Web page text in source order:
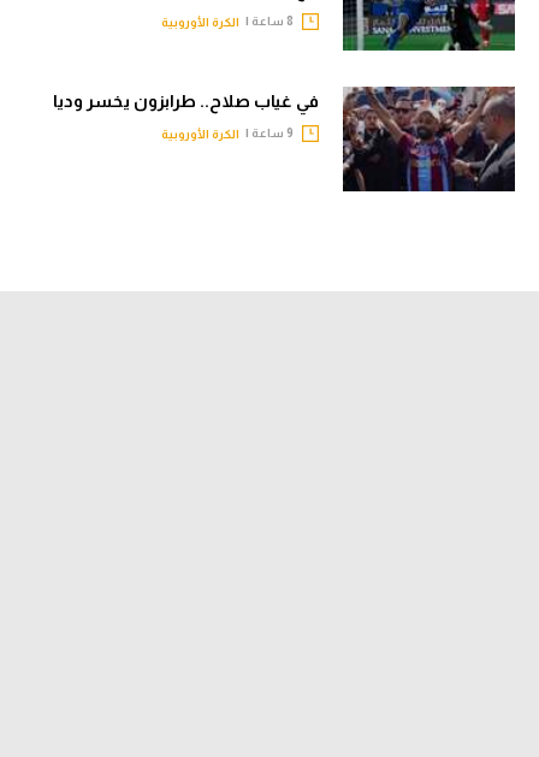
الكرة الأوروبية
في غياب صلاح.. طرابزون يخسر وديا
الكرة الأوروبية